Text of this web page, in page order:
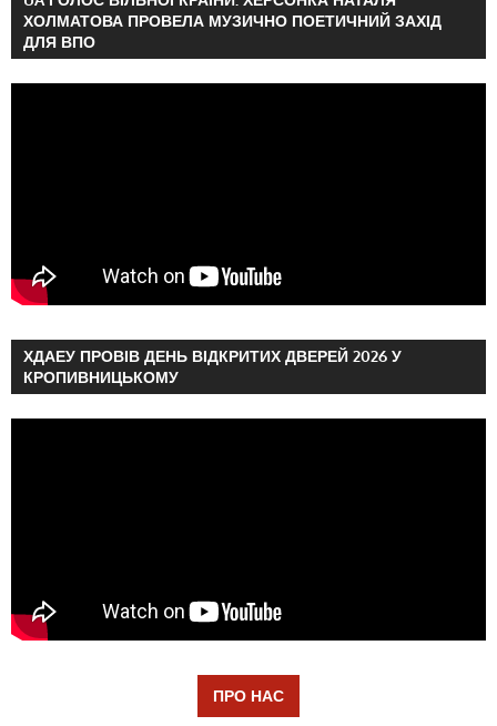
ХОЛМАТОВА ПРОВЕЛА МУЗИЧНО ПОЕТИЧНИЙ ЗАХІД
ДЛЯ ВПО
ХДАЕУ ПРОВІВ ДЕНЬ ВІДКРИТИХ ДВЕРЕЙ 2026 У
КРОПИВНИЦЬКОМУ
ПРО НАС